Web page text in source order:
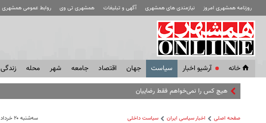
روزنامه همشهری امروز نیازمندی های همشهری آگهی و تبلیغات همشهری تی وی روابط عمومی همشهری
خانه آرشیو اخبار سياست جهان اقتصاد جامعه شهر محله زندگی
هیچ کس را نمی‌خواهم فقط رضاییان را برایم بخرید |
صفحه اصلی اخبار سیاسی ایران سیاست داخلی سه‌شنبه ۲۰ خرداد ۱۳۹۳ - ۱۸:۱۱